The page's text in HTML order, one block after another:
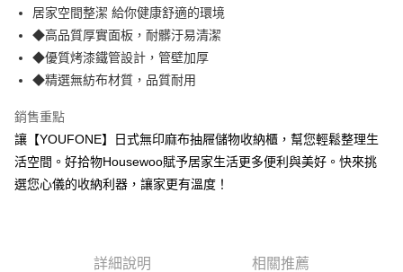
街口支付
悠遊付
AFTEE先享後付
【關於「AFTEE先享後付」】
AFTEE先享後付是「在收到商品之後才付款」的支付方式。 讓您購物簡單
便利好安心！
１．簡單：不需註冊會員、不需綁卡、不需儲值。
２．便利：只要手機號碼，簡訊認證，即可結帳。
結帳頁面，進行簡訊認證並確認金額後，即可完成結帳。
ATM付款
貨到付款
每筆NT$100，滿NT$499(含以上)免運費
居家空間整潔 給你健康舒適的環境
◆高品質厚實面板，耐髒汙易清潔
◆優質烤漆鐵管設計，管壁加厚
◆精選無紡布材質，品質耐用
銷售重點
讓【YOUFONE】日式無印麻布抽屜儲物收納櫃，幫您輕鬆整理生
活空間。好拾物Housewoo賦予居家生活更多便利與美好。快來挑
選您心儀的收納利器，讓家更有溫度！
詳細說明 相關推薦